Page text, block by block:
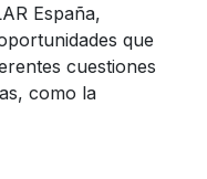
España,
que
cuestiones
como la